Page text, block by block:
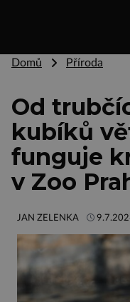
Domů Příroda
Od
kubíků
funguje
v Zoo
JAN ZELENKA